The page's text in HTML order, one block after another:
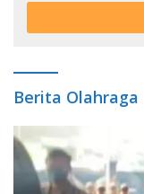
Berita Olahraga